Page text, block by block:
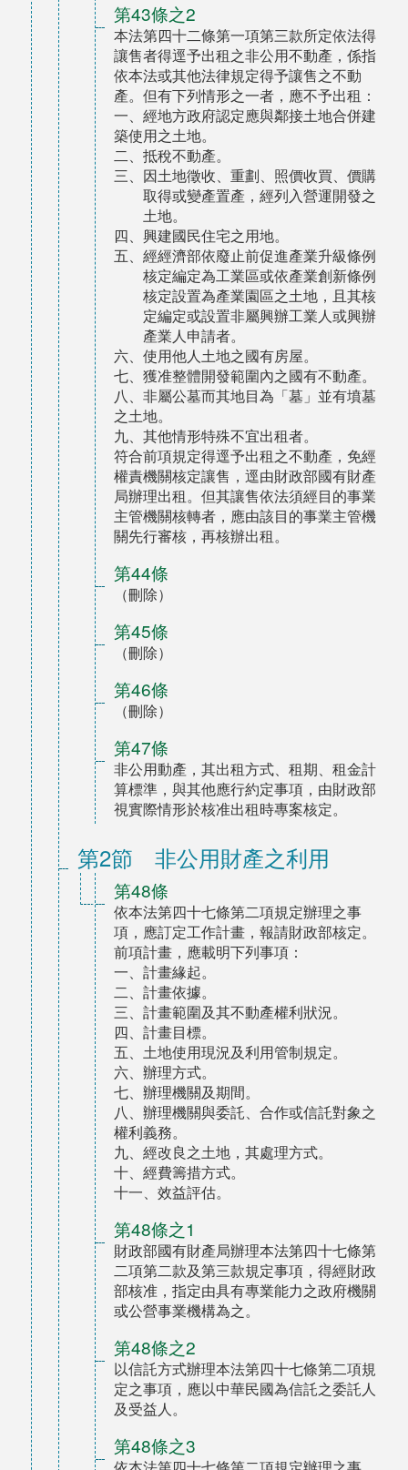
第43條之2
本法第四十二條第一項第三款所定依法得
讓售者得逕予出租之非公用不動產，係指
依本法或其他法律規定得予讓售之不動
產。但有下列情形之一者，應不予出租：
一、經地方政府認定應與鄰接土地合併建
築使用之土地。
二、抵稅不動產。
三、因土地徵收、重劃、照價收買、價購
取得或變產置產，經列入營運開發之
土地。
四、興建國民住宅之用地。
五、經經濟部依廢止前促進產業升級條例
核定編定為工業區或依產業創新條例
核定設置為產業園區之土地，且其核
定編定或設置非屬興辦工業人或興辦
產業人申請者。
六、使用他人土地之國有房屋。
七、獲准整體開發範圍內之國有不動產。
八、非屬公墓而其地目為「墓」並有墳墓
之土地。
九、其他情形特殊不宜出租者。
符合前項規定得逕予出租之不動產，免經
權責機關核定讓售，逕由財政部國有財產
局辦理出租。但其讓售依法須經目的事業
主管機關核轉者，應由該目的事業主管機
關先行審核，再核辦出租。
第44條
（刪除）
第45條
（刪除）
第46條
（刪除）
第47條
非公用動產，其出租方式、租期、租金計
算標準，與其他應行約定事項，由財政部
視實際情形於核准出租時專案核定。
第2節 非公用財產之利用
第48條
依本法第四十七條第二項規定辦理之事
項，應訂定工作計畫，報請財政部核定。
前項計畫，應載明下列事項：
一、計畫緣起。
二、計畫依據。
三、計畫範圍及其不動產權利狀況。
四、計畫目標。
五、土地使用現況及利用管制規定。
六、辦理方式。
七、辦理機關及期間。
八、辦理機關與委託、合作或信託對象之
權利義務。
九、經改良之土地，其處理方式。
十、經費籌措方式。
十一、效益評估。
第48條之1
財政部國有財產局辦理本法第四十七條第
二項第二款及第三款規定事項，得經財政
部核准，指定由具有專業能力之政府機關
或公營事業機構為之。
第48條之2
以信託方式辦理本法第四十七條第二項規
定之事項，應以中華民國為信託之委託人
及受益人。
第48條之3